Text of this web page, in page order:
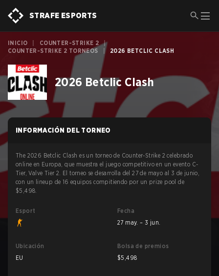
STRAFE ESPORTS
INICIO COUNTER-STRIKE 2
|
COUNTER-STRIKE 2 TORNEOS
| 2026 BETCLIC CLASH
2026 Betclic Clash
INFORMACIÓN DEL TORNEO
The 2026 Betclic Clash es un torneo de Counter-Strike 2 celebrado
online en Europa, que muestra el juego competitivo en un evento C-
Tier, Valve Tier 2. El torneo se desarrolla del 27 de mayo al 3 de junio,
con un lineup de 16 equipos compitiendo por un prize pool de
$5,498.
Esport
Fecha
27 may. – 3 jun.
Ubicación
EU
Bolsa de premios
$5,498